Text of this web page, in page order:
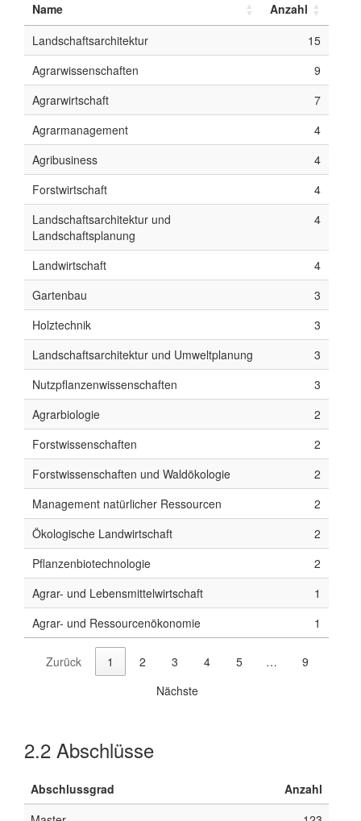
Name
Anzahl
Landschaftsarchitektur
15
Agrarwissenschaften
9
Agrarwirtschaft
7
Agrarmanagement
4
Agribusiness
4
Forstwirtschaft
4
Landschaftsarchitektur und
Landschaftsplanung
4
Landwirtschaft
4
Gartenbau
3
Holztechnik
3
Landschaftsarchitektur und Umweltplanung
3
Nutzpflanzenwissenschaften
3
Agrarbiologie
2
Forstwissenschaften
2
Forstwissenschaften und Waldökologie
2
Management natürlicher Ressourcen
2
Ökologische Landwirtschaft
2
Pflanzenbiotechnologie
2
Agrar- und Lebensmittelwirtschaft
1
Agrar- und Ressourcenökonomie
1
Zurück 1 2 3 4 5 …
9
Nächste
2.2 Abschlüsse
Abschlussgrad
Anzahl